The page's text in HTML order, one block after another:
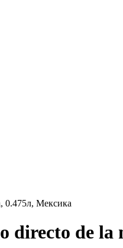
0.475л, Мексика
directo de